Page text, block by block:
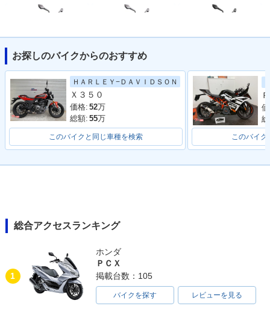
2022年 390 DUKE 2021年 390 DUKE 2018年 390 DUKE
2017年 390 DUK
2014年 390 DUK
お探しのバイクからのおすすめ
ＨＡＲＬＥＹ−ＤＡＶＩＤＳＯＮ
Ｘ３５０
価格: 52万
総額: 55万
このバイクと同じ車種を検索 このバイク
総合アクセスランキング
1
ホンダ
ＰＣＸ
掲載台数：105
バイクを探す レビューを見る